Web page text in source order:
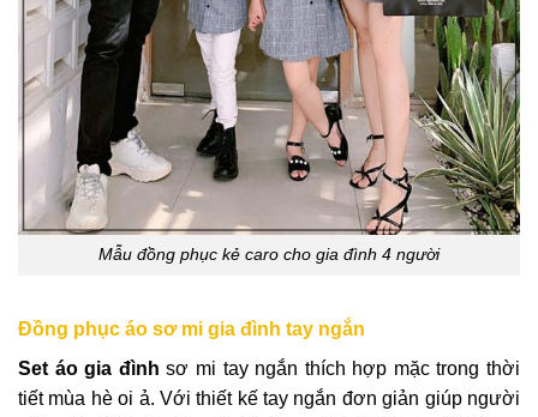
Mẫu đồng phục kẻ caro cho gia đình 4 người
Đồng phục áo sơ mi gia đình tay ngắn
Set áo gia đình sơ mi tay ngắn thích hợp mặc trong thời
tiết mùa hè oi ả. Với thiết kế tay ngắn đơn giản giúp người